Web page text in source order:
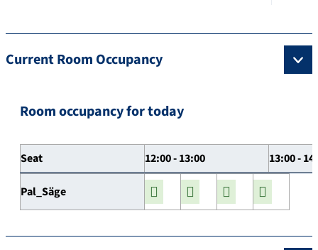
Current Room Occupancy
Room occupancy for today
Seat 12:00 - 13:00 13:00 -
Pal_Säge